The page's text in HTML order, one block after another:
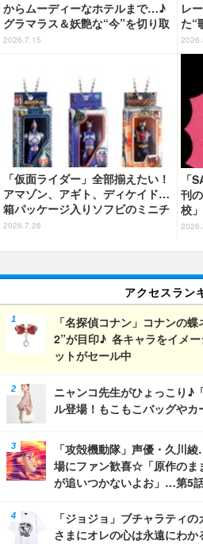
からムーディーなホテルまで…♪
グラマラス＆妖艶な“今”を切り取
り！3冊目写真集が発売中
2026.7.15
レ
た“
「仮面ライダー」全部揃えたい！
アマゾン、アギト、ディケイド…
箱パッケージ入りソフビのミニチ
ュアが登場
2026.7.26
「
刊
校
アクセスラン
「名探偵コナン」コナンの
2”が目印♪ 各キャラをイメ
ットがセール中
ニャンコ先生がひょっこり♪
ル登場！もこもこバッグやカ
「攻殻機動隊」声優・久川
場にファン歓喜☆「原作のま
が追いつかないよお」…第5
「ジョジョ」ブチャラティ
さまにオレの心は永遠にわ